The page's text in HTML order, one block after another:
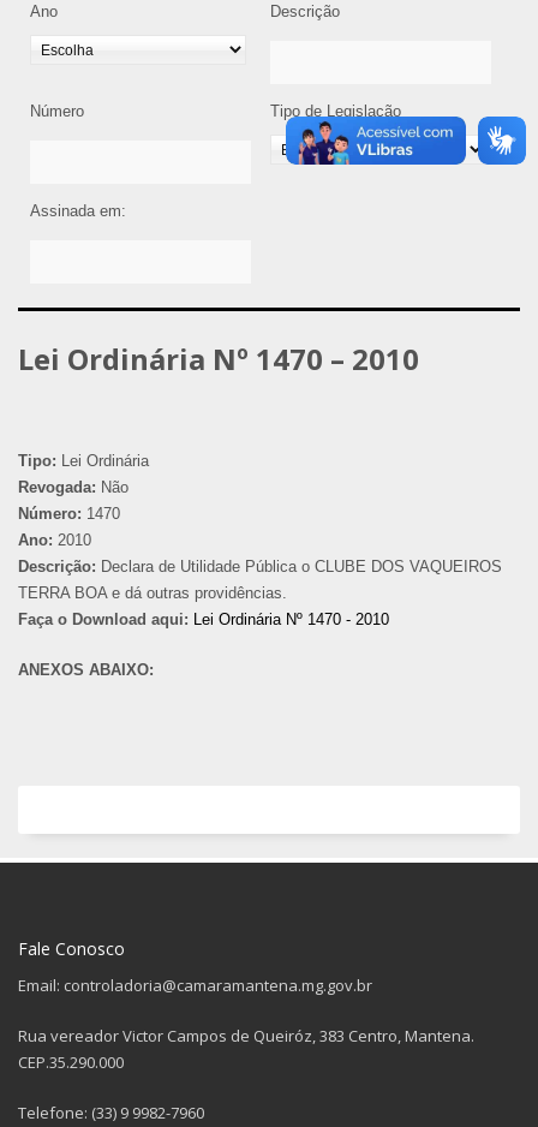
Ano Descrição
Número Tipo de Legislação
Assinada em:
Lei Ordinária Nº 1470 – 2010
Tipo: Lei Ordinária
Revogada: Não
Número: 1470
Ano: 2010
Descrição: Declara de Utilidade Pública o CLUBE DOS VAQUEIROS
TERRA BOA e dá outras providências.
Faça o Download aqui: Lei Ordinária Nº 1470 - 2010
ANEXOS ABAIXO:
Fale Conosco
Email: controladoria@camaramantena.mg.gov.br
Rua vereador Victor Campos de Queiróz, 383 Centro, Mantena.
CEP.35.290.000
Telefone: (33) 9 9982-7960